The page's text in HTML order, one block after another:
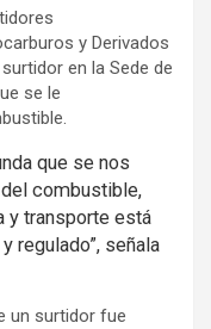
y Derivados
en la Sede de
se le
que se nos
combustible,
y transporte está
regulado”, señala
un surtidor fue